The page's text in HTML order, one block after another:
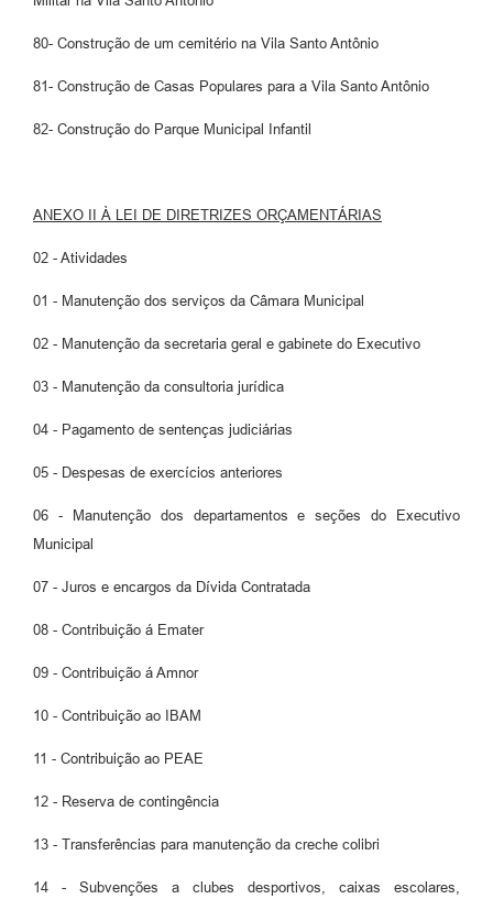
80- Construção de um cemitério na Vila Santo Antônio
81- Construção de Casas Populares para a Vila Santo Antônio
82- Construção do Parque Municipal Infantil
ANEXO II À LEI DE DIRETRIZES ORÇAMENTÁRIAS
02 - Atividades
01 - Manutenção dos serviços da Câmara Municipal
02 - Manutenção da secretaria geral e gabinete do Executivo
03 - Manutenção da consultoria jurídica
04 - Pagamento de sentenças judiciárias
05 - Despesas de exercícios anteriores
06 - Manutenção dos departamentos e seções do Executivo
Municipal
07 - Juros e encargos da Dívida Contratada
08 - Contribuição á Emater
09 - Contribuição á Amnor
10 - Contribuição ao IBAM
11 - Contribuição ao PEAE
12 - Reserva de contingência
13 - Transferências para manutenção da creche colibri
14 - Subvenções a clubes desportivos, caixas escolares,